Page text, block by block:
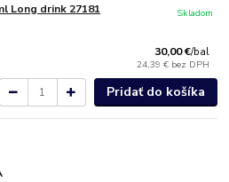
Long drink 27181
30,00 €/bal
24,39 € bez DPH
Skladom
Pridať do košíka